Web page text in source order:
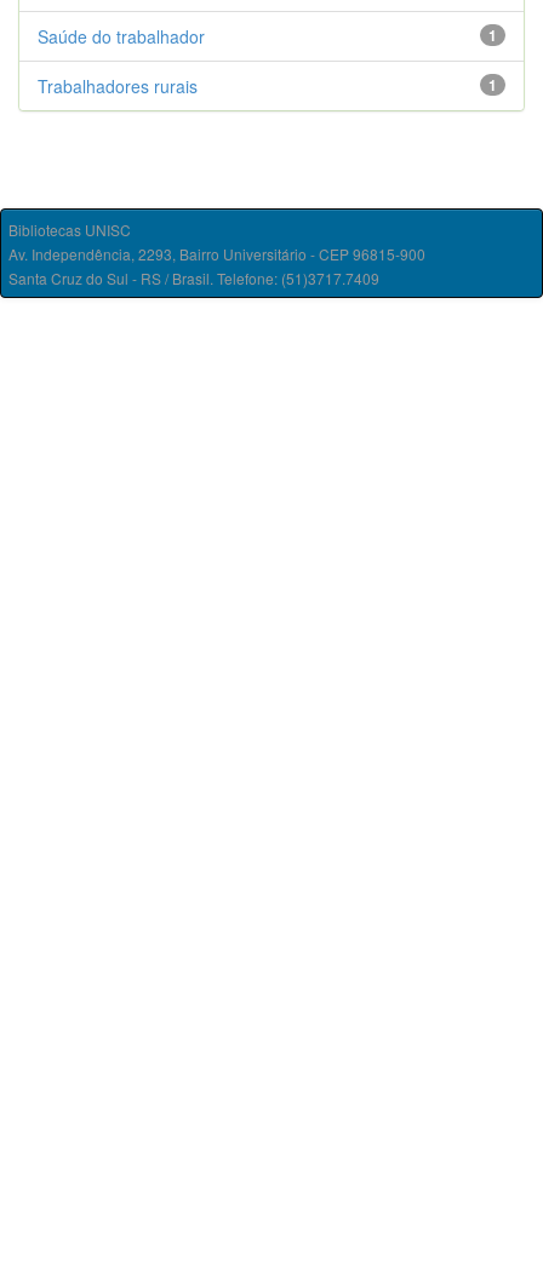
1
Saúde do trabalhador
1
Trabalhadores rurais
Bibliotecas UNISC
Av. Independência, 2293, Bairro Universitário - CEP 96815-900
Santa Cruz do Sul - RS / Brasil. Telefone: (51)3717.7409